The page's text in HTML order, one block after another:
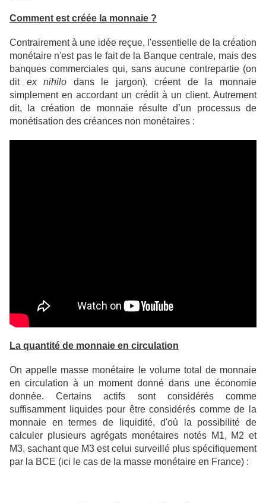
Comment est créée la monnaie ?
Contrairement à une idée reçue, l'essentielle de la création
monétaire n'est pas le fait de la Banque centrale, mais des
banques commercialesqui, sans aucune contrepartie (on
dit ex nihilo dans le jargon), créent de la monnaie
simplement en accordant un crédit à un client. Autrement
dit, la création de monnaie résulte d’un processus de
monétisation des créances non monétaires :
La quantité de monnaie en circulation
On appelle masse monétaire le volume total de monnaie
en circulation à un moment donné dans une économie
donnée. Certains actifs sont considérés comme
suffisamment liquides pour être considérés comme de la
monnaie en termes de liquidité, d'où la possibilité de
calculer plusieurs agrégats monétaires notés M1, M2 et
M3, sachant que M3 est celui surveillé plus spécifiquement
par la BCE (ici le cas de la masse monétaire en France) :